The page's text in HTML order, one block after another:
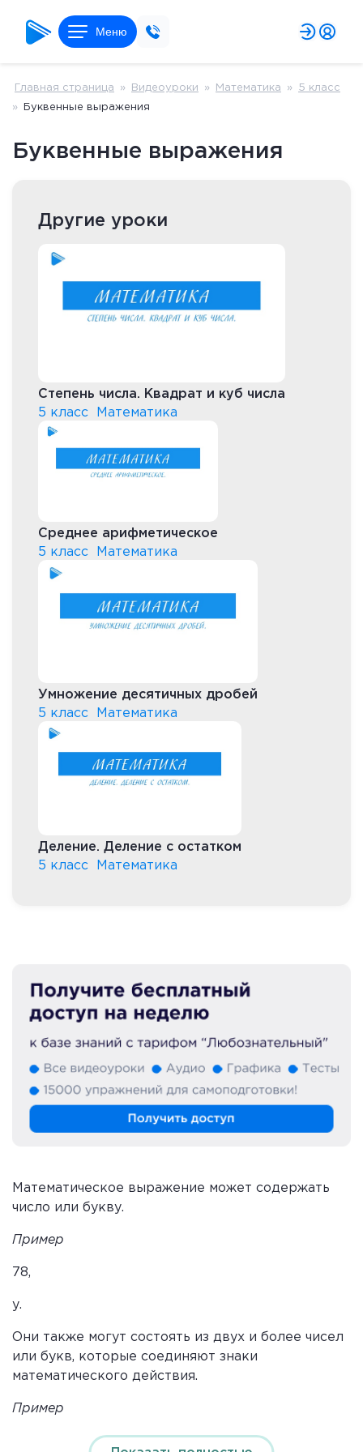
Меню
Главная страница » Видеоуроки » Математика » 5 класс
» Буквенные выражения
Буквенные выражения
Другие уроки
Степень числа. Квадрат и куб числа
5 класс
Математика
Среднее арифметическое
5 класс
Математика
Умножение десятичных дробей
5 класс
Математика
Деление. Деление с остатком
5 класс
Математика
Математическое выражение может содержать
число или букву.
Пример
78,
у.
Они также могут состоять из двух и более чисел
или букв, которые соединяют знаки
математического действия.
Пример